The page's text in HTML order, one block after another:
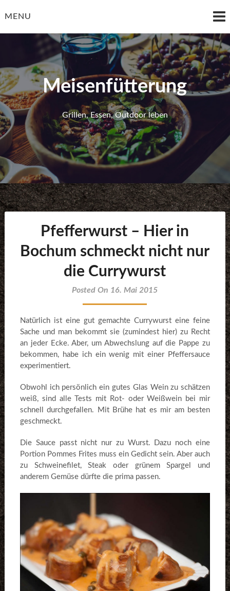
toMENU
Meisenfütterung
Grillen, Essen, Outdoor leben
Pfefferwurst – Hier in
Bochum schmeckt nicht nur
die Currywurst
Posted On 16. Mai 2015
Natürlich ist eine gut gemachte Currywurst eine feine
Sache und man bekommt sie (zumindest hier) zu Recht
an jeder Ecke. Aber, um Abwechslung auf die Pappe zu
bekommen, habe ich ein wenig mit einer Pfeffersauce
experimentiert.
Obwohl ich persönlich ein gutes Glas Wein zu schätzen
weiß, sind alle Tests mit Rot- oder Weißwein bei mir
schnell durchgefallen. Mit Brühe hat es mir am besten
geschmeckt.
Die Sauce passt nicht nur zu Wurst. Dazu noch eine
Portion Pommes Frites muss ein Gedicht sein. Aber auch
zu Schweinefilet, Steak oder grünem Spargel und
anderem Gemüse dürfte die prima passen.